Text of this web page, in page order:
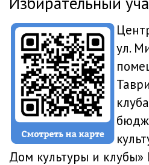
ул.
Дом культуры и клубы»